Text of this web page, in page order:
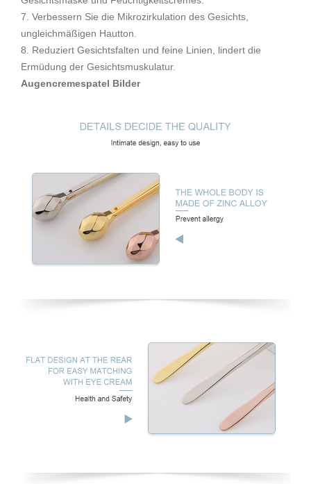
7. Verbessern Sie die Mikrozirkulation des Gesichts,
ungleichmäßigen Hautton.
8. Reduziert Gesichtsfalten und feine Linien, lindert die
Ermüdung der Gesichtsmuskulatur.
Augencremespatel Bilder